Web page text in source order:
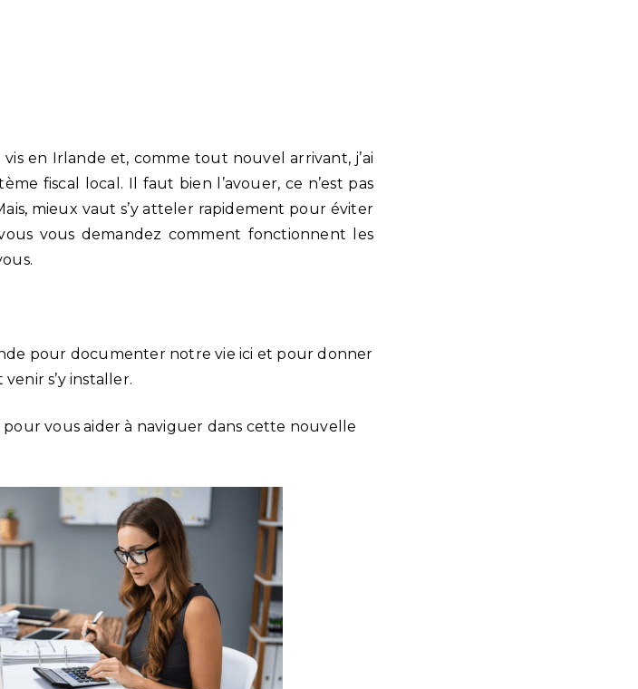
en Irlande et, comme tout nouvel arrivant, j’ai
fiscal local. Il faut bien l’avouer, ce n’est pas
mieux vaut s’y atteler rapidement pour éviter
vous demandez comment fonctionnent les
pour documenter notre vie ici et pour donner
s’y installer.
pour vous aider à naviguer dans cette nouvelle